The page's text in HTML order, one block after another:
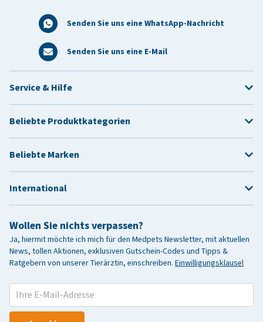
Senden Sie uns eine WhatsApp-Nachricht
Senden Sie uns eine E-Mail
Wollen Sie nichts verpassen?
Ja, hiermit möchte ich mich für den Medpets Newsletter, mit aktuellen
News, tollen Aktionen, exklusiven Gutschein-Codes und Tipps &
Ratgebern von unserer Tierärztin, einschreiben. Einwilligungsklausel
Service & Hilfe
Beliebte Produktkategorien
Beliebte Marken
International